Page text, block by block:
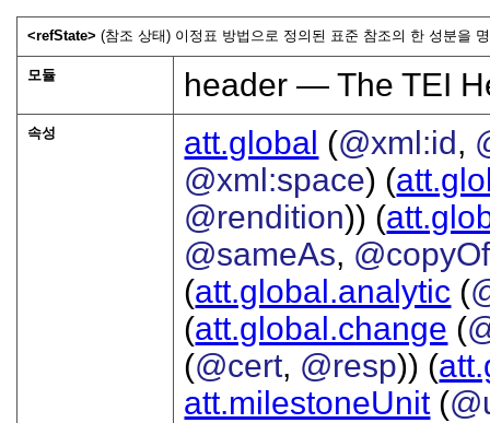
<refState>(참조 상태) 이정표 방법으로 정의된 표준 참조의 한 성분을
모듈 header — The TEI
속성 att.global (@xml:id,
@xml:space) (
@rendition)) (
@sameAs, @copyOf
(att.global.analytic (
(att.global.change (
(@cert, @resp)) (
att.milestoneUnit(